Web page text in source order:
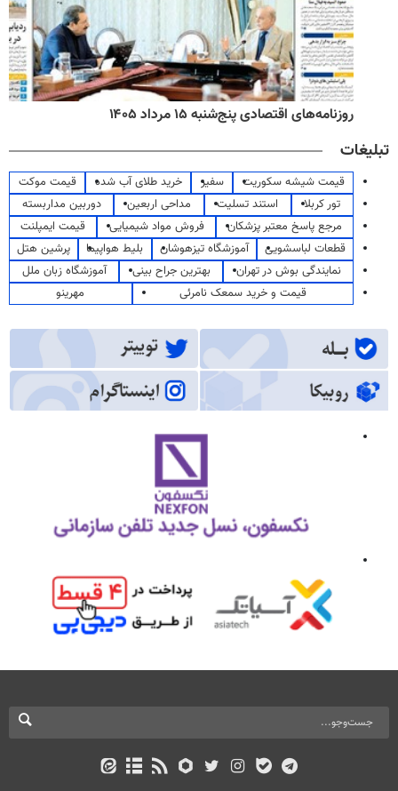
روزنامه‌های اقتصادی پنج‌شنبه ۱۵ مرداد ۱۴۰۵
تبلیغات
قیمت شیشه سکوریت سفیر خرید طلای آب شده
قیمت موکت
تور کربلا
استند تسلیت مداحی اربعین
دوربین مداربسته
مرجع پاسخ معتبر پزشکان
فروش مواد شیمیایی
قیمت ایمپلنت
قطعات لباسشویی
آموزشگاه تیزهوشان بلیط هواپیما
پرشین هتل
نمایندگی بوش در تهران
بهترین جراح بینی
آموزشگاه زبان ملل
قیمت و خرید سمعک نامرئی
مهرینو